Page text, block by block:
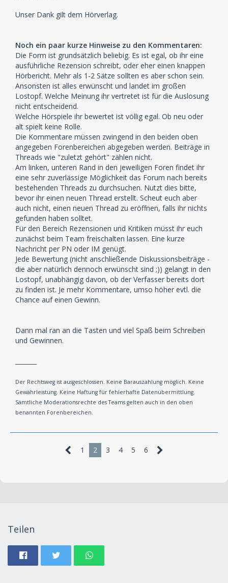
Unser Dank gilt dem Hörverlag.
Noch ein paar kurze Hinweise zu den Kommentaren:
Die Form ist grundsätzlich beliebig. Es ist egal, ob ihr eine
ausführliche Rezension schreibt, oder eher einen knappen
Hörbericht. Mehr als 1-2 Sätze sollten es aber schon sein.
Ansonsten ist alles erwünscht und landet im großen
Lostopf. Welche Meinung ihr vertretet ist für die Auslosung
nicht entscheidend.
Welche Hörspiele ihr bewertet ist völlig egal. Ob neu oder
alt spielt keine Rolle.
Die Kommentare müssen zwingend in den beiden oben
angegeben Forenbereichen abgegeben werden. Beiträge in
Threads wie "zuletzt gehört" zählen nicht.
Am linken, unteren Rand in den jeweiligen Foren findet ihr
eine sehr zuverlässige Möglichkeit das Forum nach bereits
bestehenden Threads zu durchsuchen. Nutzt dies bitte,
bevor ihr einen neuen Thread erstellt. Scheut euch aber
auch nicht, einen neuen Thread zu eröffnen, falls ihr nichts
gefunden haben solltet.
Für den Bereich Rezensionen und Kritiken müsst ihr euch
zunächst beim Team freischalten lassen. Eine kurze
Nachricht per PN oder IM genügt.
Jede Bewertung (nicht anschließende Diskussionsbeiträge -
die aber natürlich dennoch erwünscht sind ;)) gelangt in den
Lostopf, unabhängig davon, ob der Verfasser bereits dort
zu finden ist. Je mehr Kommentare, umso höher evtl. die
Chance auf einen Gewinn.
Dann mal ran an die Tasten und viel Spaß beim Schreiben
und Gewinnen.
Der Rechtsweg ist ausgeschlossen. Keine Barauszahlung möglich. Keine
Gewährleistung. Keine Haftung für fehlerhafte Datenübermittlung.
Sämtliche Moderationsrechte des Teams gelten auch in den oben
benannten Forenbereichen.
1 2 3 4 5 6
Teilen